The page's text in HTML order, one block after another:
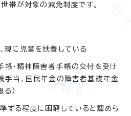
帯が対象の減免制度です。
現に児童を扶養している
帳・精神障害者手帳の交付を受け
手当、国民年金の障害者基礎年金
）
ずる程度に困窮していると認めら